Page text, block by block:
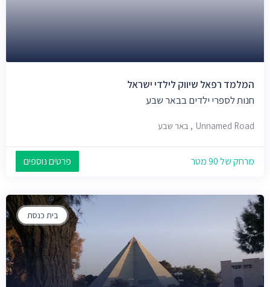
המלמד רפאל שיווק לילדי ישראל
חנות לספרי ילדים בבאר שבע
Unnamed Road, באר שבע
מרחק של 90 מטר פרטים נוספים
בית כנסת